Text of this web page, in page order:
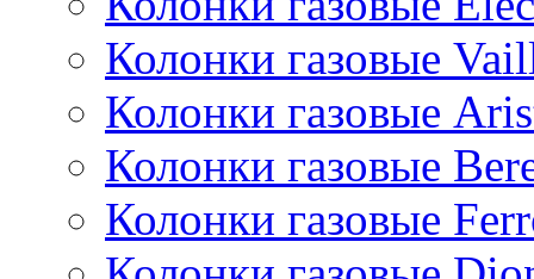
Колонки газовые
Колонки газовые
Колонки газовые
Колонки газовые